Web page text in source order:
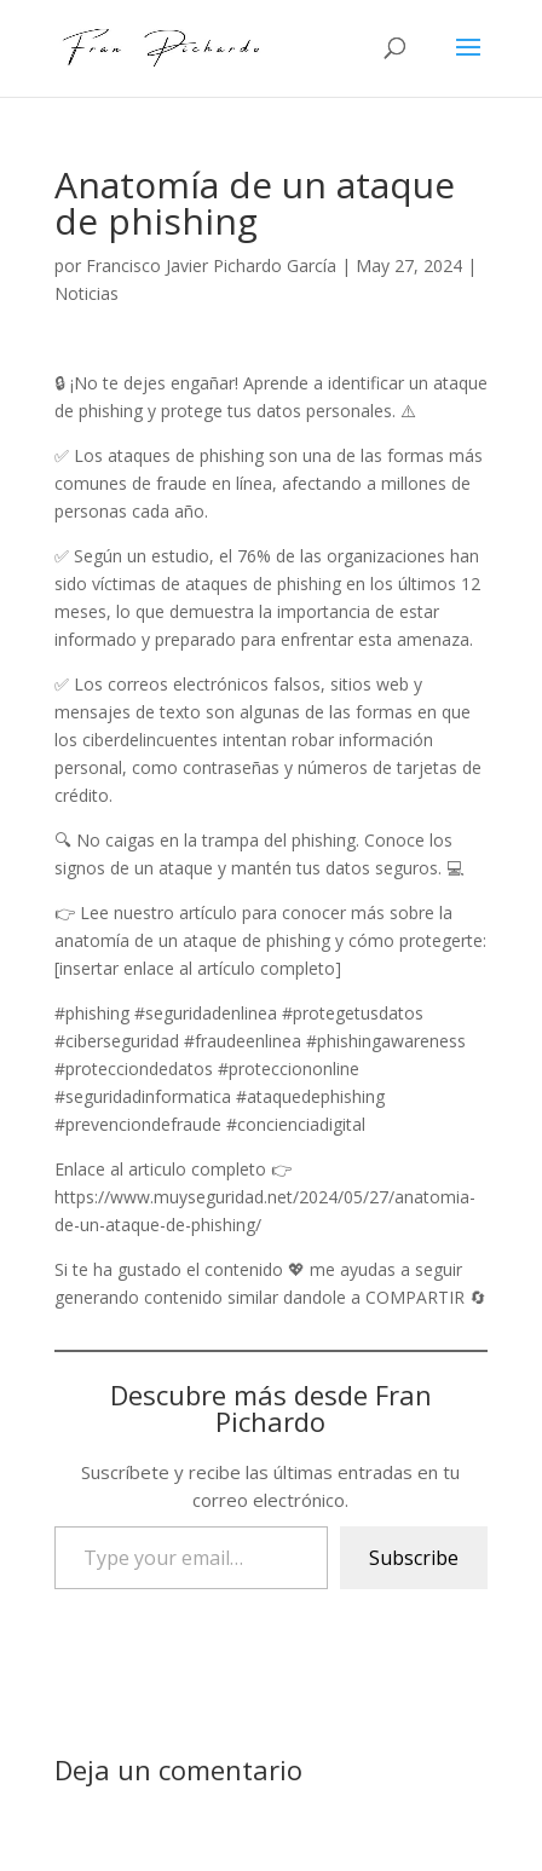
Anatomía de un ataque
de phishing
por Francisco Javier Pichardo García | May 27, 2024|
Noticias
🔒 ¡No te dejes engañar! Aprende a identificar un ataque
de phishing y protege tus datos personales. ⚠️
✅ Los ataques de phishing son una de las formas más
comunes de fraude en línea, afectando a millones de
personas cada año.
✅ Según un estudio, el 76% de las organizaciones han
sido víctimas de ataques de phishing en los últimos 12
meses, lo que demuestra la importancia de estar
informado y preparado para enfrentar esta amenaza.
✅ Los correos electrónicos falsos, sitios web y
mensajes de texto son algunas de las formas en que
los ciberdelincuentes intentan robar información
personal, como contraseñas y números de tarjetas de
crédito.
🔍 No caigas en la trampa del phishing. Conoce los
signos de un ataque y mantén tus datos seguros. 💻
👉 Lee nuestro artículo para conocer más sobre la
anatomía de un ataque de phishing y cómo protegerte:
[insertar enlace al artículo completo]
#phishing #seguridadenlinea #protegetusdatos
#ciberseguridad #fraudeenlinea #phishingawareness
#protecciondedatos #protecciononline
#seguridadinformatica #ataquedephishing
#prevenciondefraude #concienciadigital
Enlace al articulo completo 👉
https://www.muyseguridad.net/2024/05/27/anatomia-
de-un-ataque-de-phishing/
Si te ha gustado el contenido 💖 me ayudas a seguir
generando contenido similar dandole a COMPARTIR 🔄
Descubre más desde Fran
Pichardo
Suscríbete y recibe las últimas entradas en tu
correo electrónico.
email…
Subscribe
Deja un comentario